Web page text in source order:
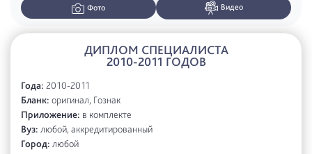
Фото Видео
ДИПЛОМ СПЕЦИАЛИСТА
2010-2011 ГОДОВ
Года: 2010-2011
Бланк: оригинал, Гознак
Приложение: в комплекте
Вуз: любой, аккредитированный
Город: любой